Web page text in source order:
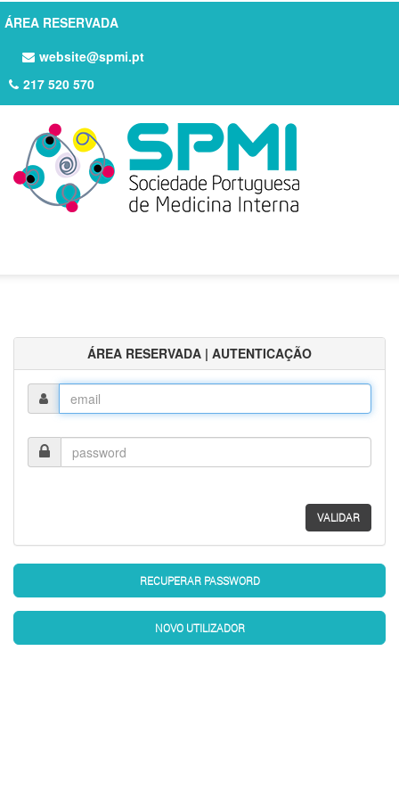
ÁREA RESERVADA
website@spmi.pt
217 520 570
ÁREA RESERVADA | AUTENTICAÇÃO
Login
Password
VALIDAR
RECUPERAR PASSWORD
NOVO UTILIZADOR